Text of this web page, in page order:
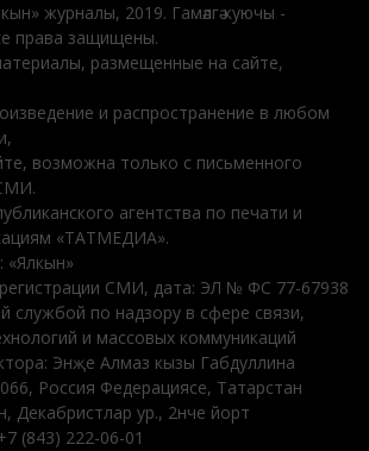
журналы, 2019. Гамәлгә куючы -
права защищены.
размещенные на сайте,
и распространение в любом
возможна только с письменного
агентства по печати и
«ТАТМЕДИА».
СМИ, дата: ЭЛ № ФС 77-67938
службой по надзору в сфере связи,
и массовых коммуникаций
Энҗе Алмаз кызы Габдуллина
Россия Федерациясе, Татарстан
Декабристлар ур., 2нче йорт
(843) 222-06-01